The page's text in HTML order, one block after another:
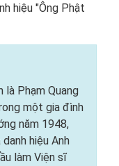
hiệu "Ông Phật
là Phạm Quang
một gia đình
năm 1948,
hiệu Anh
làm Viện sĩ